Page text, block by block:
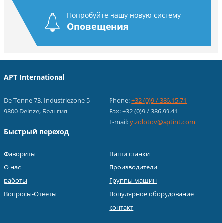
Попробуйте нашу новую систему
Оповещения
APT International
De Tonne 73, Industriezone 5
9800 Deinze, Бельгия
Phone:+32 (0)9 / 386.15.71
Fax: +32 (0)9 / 386.99.41
E-mail:y.zolotov@aptint.com
Быстрый переход
Фавориты
О нас
работы
Вопросы-Ответы
Наши станки
Производители
Группы машин
Популярное оборудование
контакт